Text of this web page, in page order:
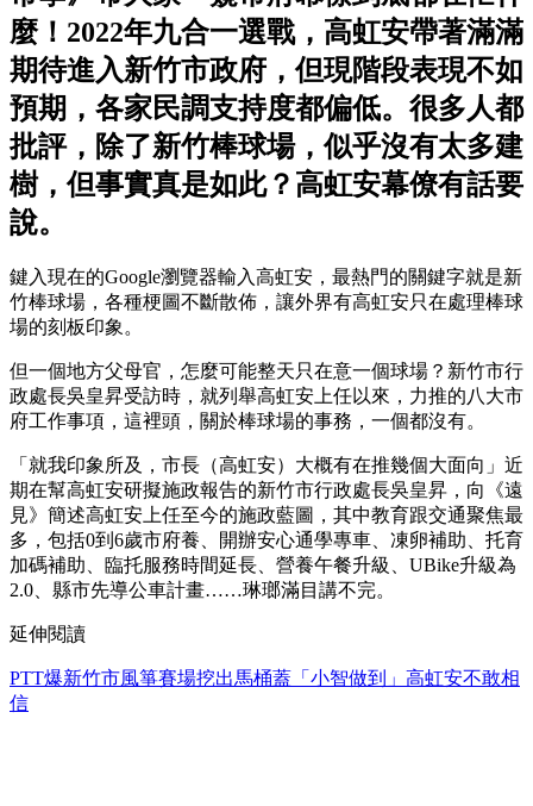
麼！2022年九合一選戰，高虹安帶著滿滿
期待進入新竹市政府，但現階段表現不如
預期，各家民調支持度都偏低。很多人都
批評，除了新竹棒球場，似乎沒有太多建
樹，但事實真是如此？高虹安幕僚有話要
說。
鍵入現在的Google瀏覽器輸入高虹安，最熱門的關鍵字就是新
竹棒球場，各種梗圖不斷散佈，讓外界有高虹安只在處理棒球
場的刻板印象。
但一個地方父母官，怎麼可能整天只在意一個球場？新竹市行
政處長吳皇昇受訪時，就列舉高虹安上任以來，力推的八大市
府工作事項，這裡頭，關於棒球場的事務，一個都沒有。
「就我印象所及，市長（高虹安）大概有在推幾個大面向」近
期在幫高虹安研擬施政報告的新竹市行政處長吳皇昇，向《遠
見》簡述高虹安上任至今的施政藍圖，其中教育跟交通聚焦最
多，包括0到6歲市府養、開辦安心通學專車、凍卵補助、托育
加碼補助、臨托服務時間延長、營養午餐升級、UBike升級為
2.0、縣市先導公車計畫……琳瑯滿目講不完。
延伸閱讀
PTT爆新竹市風箏賽場挖出馬桶蓋「小智做到」高虹安不敢相
信